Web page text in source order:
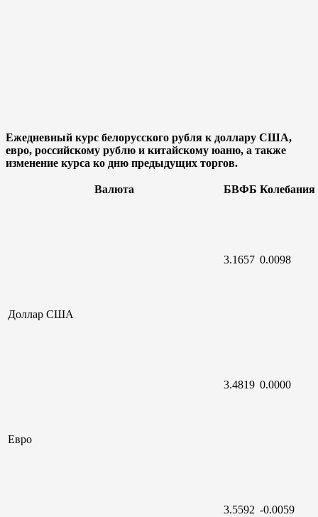
Ежедневный курс белорусского рубля к доллару США,
евро, российскому рублю и китайскому юаню, а также
изменение курса ко дню предыдущих торгов.
Валюта БВФБ Колебания
Доллар США
3.1657 0.0098
Евро
3.4819 0.0000
3.5592 -0.0059